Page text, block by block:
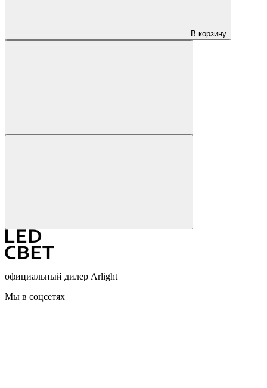
В корзину
официальный дилер Arlight
Мы в соцсетях